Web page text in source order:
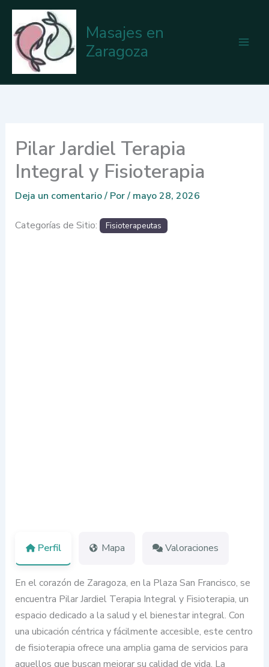
contenido
Masajes en
Zaragoza
Pilar Jardiel Terapia
Integral y Fisioterapia
Deja un comentario/ Por/ mayo 28, 2026
Categorías de Sitio: Fisioterapeutas
Perfil Mapa Valoraciones
En el corazón de Zaragoza, en la Plaza San Francisco, se
encuentra Pilar Jardiel Terapia Integral y Fisioterapia, un
espacio dedicado a la salud y el bienestar integral. Con
una ubicación céntrica y fácilmente accesible, este centro
de fisioterapia ofrece una amplia gama de servicios para
aquellos que buscan mejorar su calidad de vida. La